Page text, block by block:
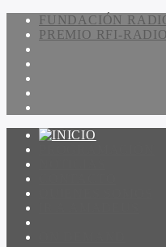
FUNDACIÓN
PREMIO RFI-